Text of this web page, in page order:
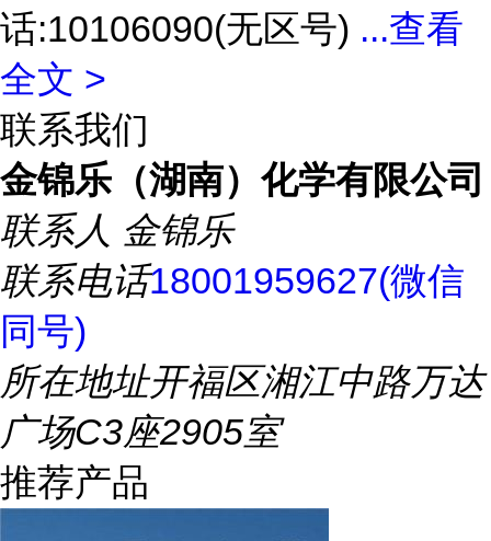
话:10106090(无区号) ...查看
全文 >
联系我们
金锦乐（湖南）化学有限公司
联系人 金锦乐
联系电话18001959627(微信
同号)
所在地址开福区湘江中路万达
广场C3座2905室
推荐产品